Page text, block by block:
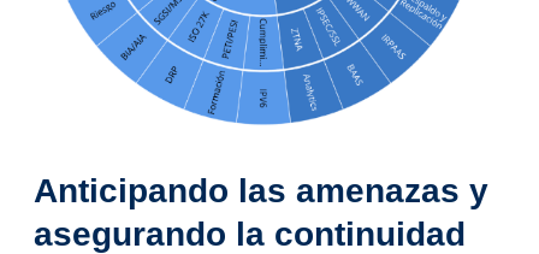
Anticipando las amenazas y
asegurando la continuidad